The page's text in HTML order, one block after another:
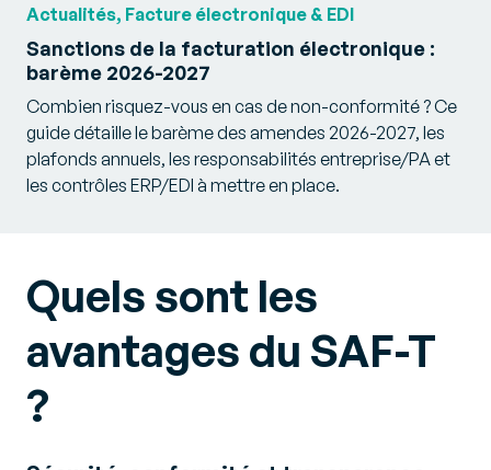
Actualités, Facture électronique & EDI
Sanctions de la facturation électronique :
barème 2026-2027
Combien risquez-vous en cas de non-conformité ? Ce
guide détaille le barème des amendes 2026-2027, les
plafonds annuels, les responsabilités entreprise/PA et
les contrôles ERP/EDI à mettre en place.
Quels sont les
avantages du SAF-T
?